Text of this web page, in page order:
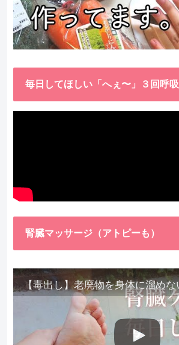
毎日してほしい「へぇ〜」３回呼吸
腎臓マッサージ（アトピーも）